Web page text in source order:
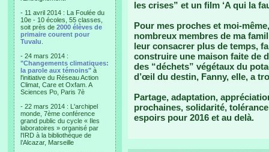
- 11 avril 2014 : La Foulée du
10e - 10 écoles, 55 classes,
soit près de 2000 élèves de
primaire courent pour
Tuvalu
- 24 mars 2014 :
"Changements climatiques:
la parole aux témoins" à
l'initiative du Réseau Action
Climat, Care et Oxfam. A
Sciences Po, Paris 7è
- 22 mars 2014 : L'archipel
monde, 7ème conférence
grand public du cycle « Iles
laboratoires » organisé par
l'IRD à la bibliothèque de
l’Alcazar, Marseille
les crises” et un film ‘A qui la
Pour mes proches et moi-
nombreux membres de ma
leur consacrer plus de temps,
construire une maison faite de
des “déchets” végétaux du
d’œil du destin, Fanny, elle, a
Partage, adaptation,
prochaines, solidarité,
espoirs pour 2016 et au delà.